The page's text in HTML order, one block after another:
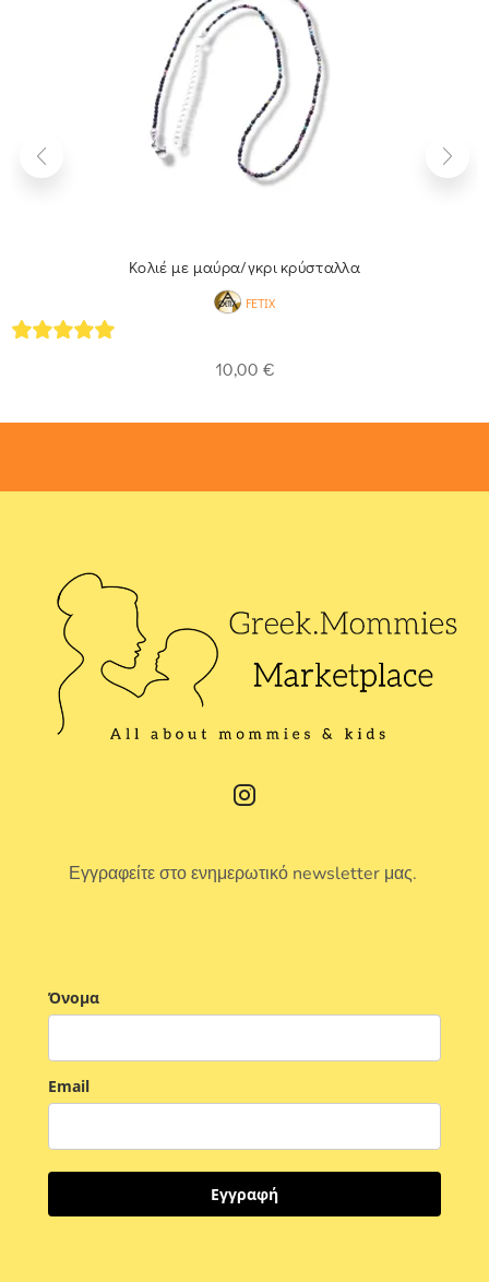
Κολιέ με μαύρα/γκρι κρύσταλλα
FETIX
10,00 €
Εγγραφείτε στο ενημερωτικό newsletter μας.
Όνομα
Email
Εγγραφή